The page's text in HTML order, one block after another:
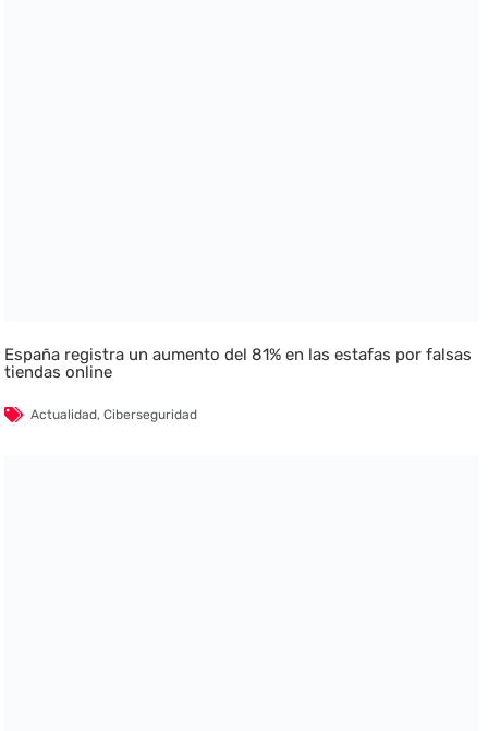
España registra un aumento del 81% en las estafas por falsas
tiendas online
Actualidad,Ciberseguridad